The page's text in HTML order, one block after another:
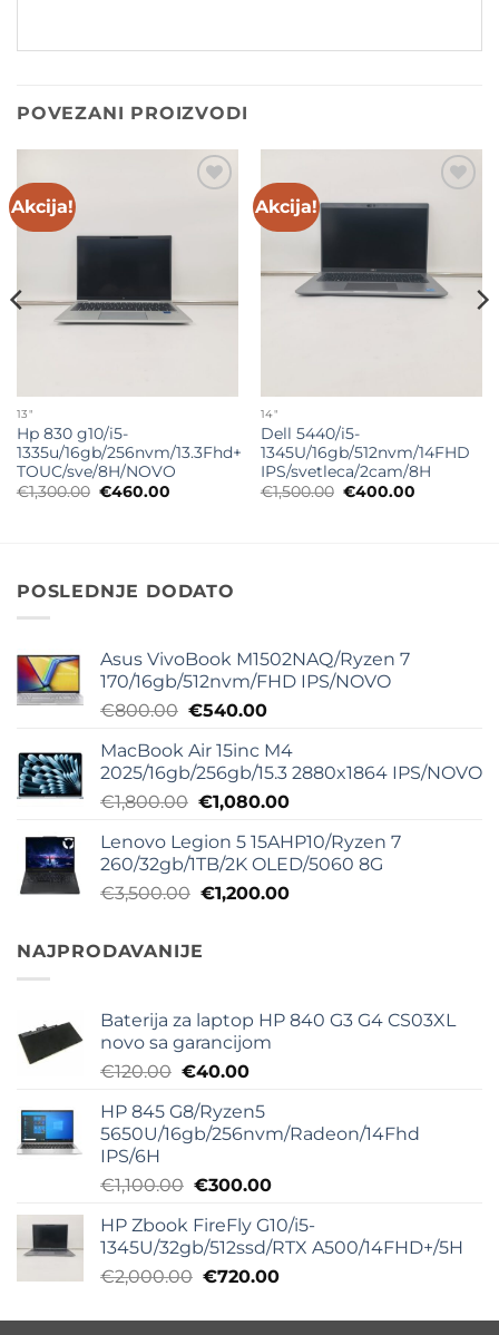
POVEZANI PROIZVODI
Akcija!
13"
Hp 830 g10/i5-
1335u/16gb/256nvm/13.3Fhd+
TOUC/sve/8H/NOVO
€1,300.00 Originalna
€460.00Trenutna
Akcija!
Add to
14"
Dell 5440/i5-
1345U/16gb/512nvm/14FHD
IPS/svetleca/2cam/8H
€1,500.00 Originalna
€400.00Trenutna
POSLEDNJE DODATO
Asus VivoBook M1502NAQ/Ryzen 7
170/16gb/512nvm/FHD IPS/NOVO
€800.00 Originalna
je
bila:
€800.00.
€540.00Trenutna
je:
€540.00.
MacBook Air 15inc M4
2025/16gb/256gb/15.3 2880x1864 IPS/NOVO
€1,800.00 Originalna
je
bila:
€1,800.00.
€1,080.00Trenutna
je:
€1,080.00.
Lenovo Legion 5 15AHP10/Ryzen 7
260/32gb/1TB/2K OLED/5060 8G
€3,500.00 Originalna
je
bila:
€1,200.00Trenutna
NAJPRODAVANIJE
Baterija za laptop HP 840 G3 G4 CS03XL
novo sa garancijom
€120.00 Originalna
je
bila:
€40.00Trenutna
je:
€40.00.
HP 845 G8/Ryzen5
5650U/16gb/256nvm/Radeon/14Fhd
IPS/6H
€1,100.00 Originalna
je
bila:
€1,100.00.
€300.00Trenutna
je:
€300.00.
HP Zbook FireFly G10/i5-
1345U/32gb/512ssd/RTX A500/14FHD+/5H
€2,000.00 Originalna
je
€720.00Trenutna
je: